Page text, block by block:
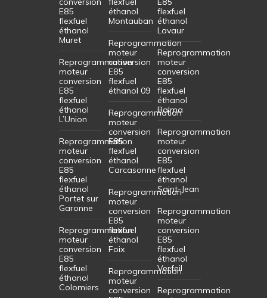
E85
flexfuel
éthanol
Muret
Reprogrammation
moteur
conversion
E85
flexfuel
éthanol
L’Union
Reprogrammation
moteur
conversion
E85
flexfuel
éthanol
Portet sur
Garonne
Reprogrammation
moteur
conversion
E85
flexfuel
éthanol
Colomiers
éthanol
Montauban
Reprogrammation
moteur
conversion
E85
flexfuel
éthanol 09
Reprogrammation
moteur
conversion
E85
flexfuel
éthanol
Carcasonne
Reprogrammation
moteur
conversion
E85
flexfuel
éthanol
Foix
Reprogrammation
moteur
conversion
flexfuel
éthanol
Lavaur
Reprogrammation
moteur
conversion
E85
flexfuel
éthanol
Balma
Reprogrammation
moteur
conversion
E85
flexfuel
éthanol
Saint-Jean
Reprogrammation
moteur
conversion
E85
flexfuel
éthanol
Verfeil
Reprogrammation